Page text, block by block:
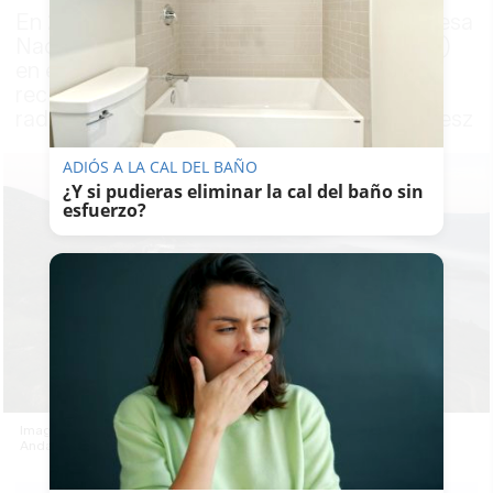
En 2025, El Cabril, gestionado por la Empresa
en el municipio cordobés de Hornachuelos,
recibió 2.442 metros cúbicos de residuos
radiactivos distribuidos en 280 expedicionesz
Imagen de El Cabril desde las alturas, cementerio nuclear de
Andalucía, en la provincia de Córdoba.
ADIÓS A LA CAL DEL BAÑO
¿Y si pudieras eliminar la cal del baño sin
esfuerzo?